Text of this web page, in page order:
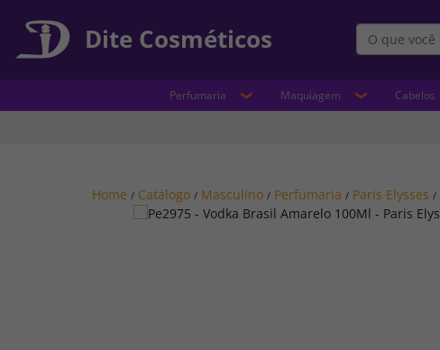
Dite Cosméticos
Perfumaria Maquiagem Cabelos
Home / Catálogo / Masculino / Perfumaria / Paris Elysses /